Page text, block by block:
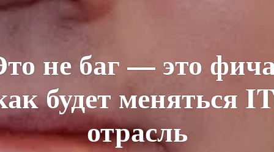
не баг — это
будет меняться
отрасль